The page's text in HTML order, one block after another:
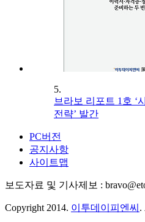
5.
브라보 리포트 1호 ‘
전략’ 발간
PC버전
공지사항
사이트맵
보도자료 및 기사제보 :
Copyright 2014. 이투데이피엔씨 .